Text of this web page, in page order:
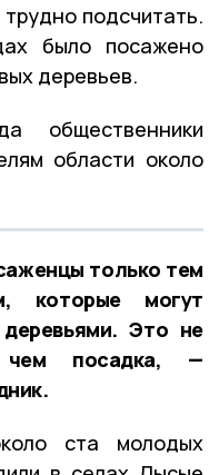
подсчитать.
было посажено
деревьев.
общественники
области около
только тем
которые могут
Это не
посадка, —
ста молодых